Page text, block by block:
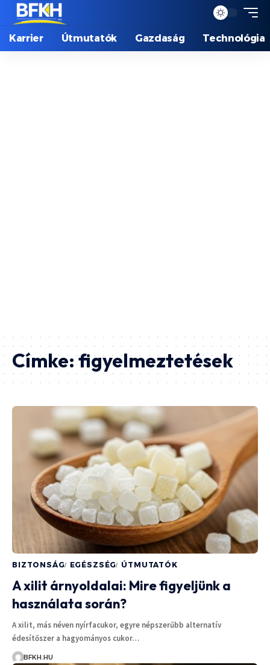
Karrier Útmutatók Gazdaság Technológia
Címke:figyelmeztetések
BIZTONSÁG EGÉSZSÉG ÚTMUTATÓK
A xilit árnyoldalai: Mire figyeljünk a
használata során?
A xilit, más néven nyírfacukor, egyre népszerűbb alternatív
édesítőszer a hagyományos cukor…
BFKH.HU